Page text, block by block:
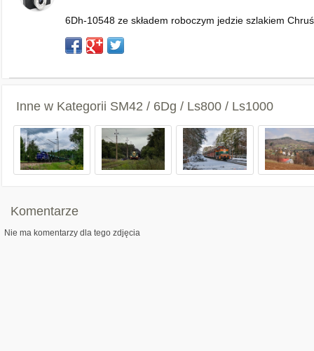
6Dh-10548 ze składem roboczym jedzie szlakiem
Inne w Kategorii SM42 / 6Dg / Ls800 / Ls1000
Komentarze
Nie ma komentarzy dla tego zdjęcia